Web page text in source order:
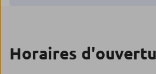
Horaires